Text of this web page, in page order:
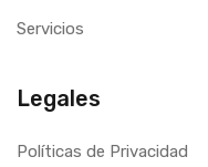
Servicios
Legales
Políticas de Privacidad